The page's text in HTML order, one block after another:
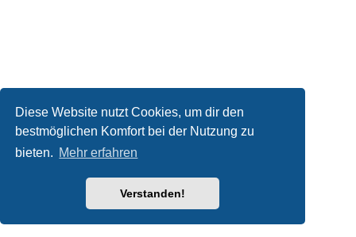
Diese Website nutzt Cookies, um dir den
bestmöglichen Komfort bei der Nutzung zu
bieten. Mehr erfahren
Verstanden!